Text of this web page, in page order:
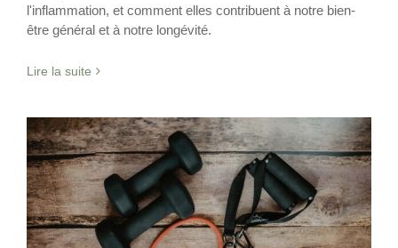
l'inflammation, et comment elles contribuent à notre bien-
être général et à notre longévité.
Lire la suite
L’interview de Cédric, jeune athlète